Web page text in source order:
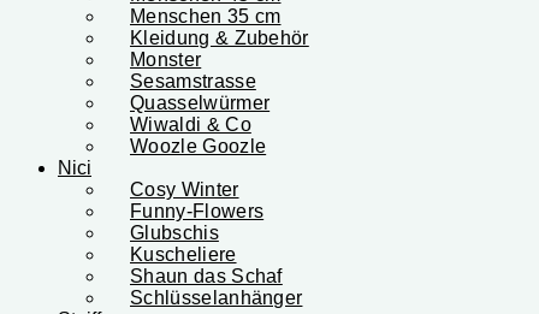
Menschen 35 cm
Kleidung & Zubehör
Monster
Sesamstrasse
Quasselwürmer
Wiwaldi & Co
Woozle Goozle
Nici
Cosy Winter
Funny-Flowers
Glubschis
Kuscheliere
Shaun das Schaf
Schlüsselanhänger